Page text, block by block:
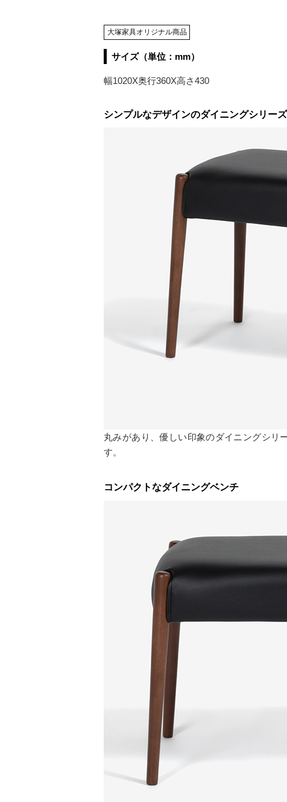
大塚家具オリジナル商品
サイズ（単位：mm）
幅1020X奥行360X高さ430
シンプルなデザインのダイニングシリーズ
丸みがあり、優しい印象のダイニングシリ
す。
コンパクトなダイニングベンチ